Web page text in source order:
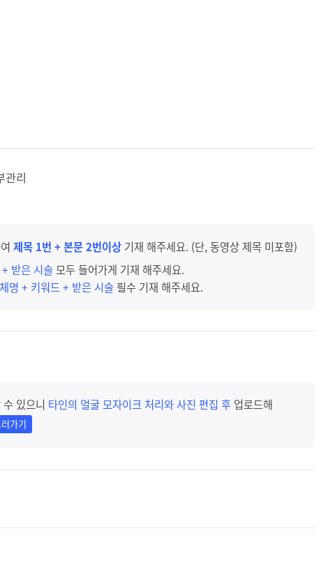
관리
제목 1번 + 본문 2번이상 기재 해주세요. (단, 동영상 제목 미포함)
받은 시술모두 들어가게 기재 해주세요.
명 + 키워드 + 받은 시술 필수 기재 해주세요.
있으니 타인의 얼굴 모자이크 처리와 사진 편집 후 업로드해
가기